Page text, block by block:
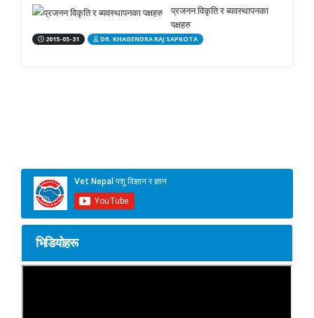
प्रजनन विकृति र ब्यवस्थापनका
पक्षहरु
2015-05-31 DR. KHAGENDRA RAJ SAPKOTA
भिडियोहरू